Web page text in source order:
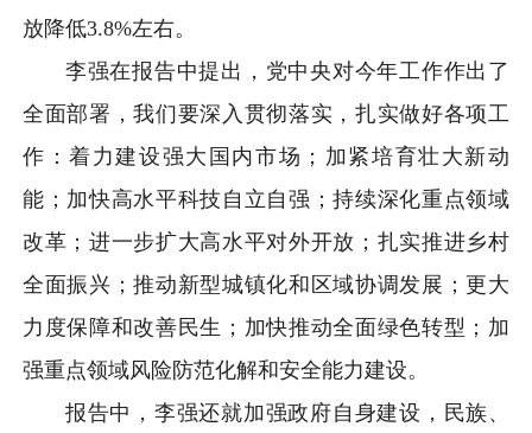
放降低3.8%左右。
李强在报告中提出，党中央对今年工作作出了
全面部署，我们要深入贯彻落实，扎实做好各项工
作：着力建设强大国内市场；加紧培育壮大新动
能；加快高水平科技自立自强；持续深化重点领域
改革；进一步扩大高水平对外开放；扎实推进乡村
全面振兴；推动新型城镇化和区域协调发展；更大
力度保障和改善民生；加快推动全面绿色转型；加
强重点领域风险防范化解和安全能力建设。
报告中，李强还就加强政府自身建设，民族、